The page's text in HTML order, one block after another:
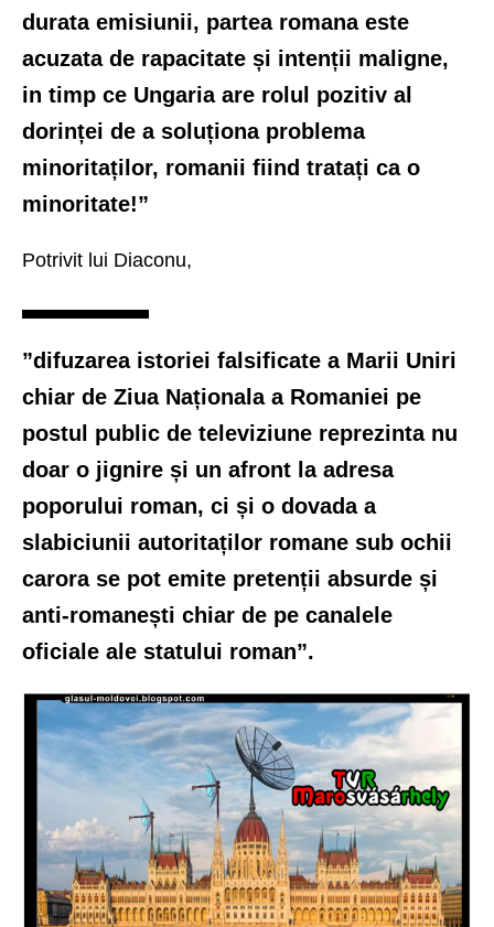
durata emisiunii, partea romana este
acuzata de rapacitate și intenții maligne,
in timp ce Ungaria are rolul pozitiv al
dorinței de a soluționa problema
minoritaților, romanii fiind tratați ca o
minoritate!”
Potrivit lui Diaconu,
”difuzarea istoriei falsificate a Marii Uniri
chiar de Ziua Naționala a Romaniei pe
postul public de televiziune reprezinta nu
doar o jignire și un afront la adresa
poporului roman, ci și o dovada a
slabiciunii autoritaților romane sub ochii
carora se pot emite pretenții absurde și
anti-romanești chiar de pe canalele
oficiale ale statului roman”.